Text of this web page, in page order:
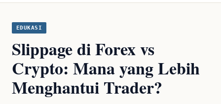
EDUKASI
Slippage di Forex vs
Crypto: Mana yang Lebih
Menghantui Trader?